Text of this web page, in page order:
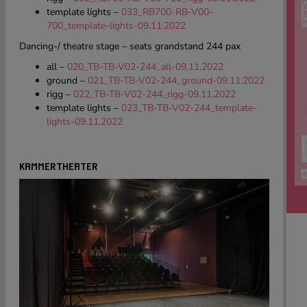
template lights – 033_RB700-RB-V00-
700_template-lights-09.11.2022
Dancing-/ theatre stage – seats grandstand 244 pax
all – 020_TB-TB-V02-244_all-09.11.2022
ground – 021_TB-TB-V02-244_ground-09.11.2022
rigg – 022_TB-TB-V02-244_rigg-09.11.2022
template lights – 023_TB-TB-V02-244_template-
lights-09.11.2022
KAMMERTHEATER